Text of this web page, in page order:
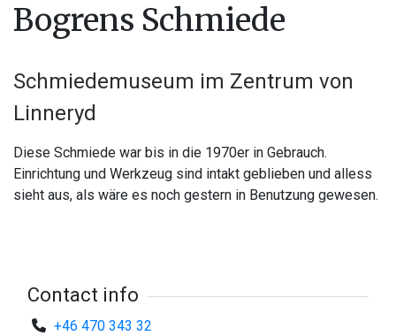
Bogrens Schmiede
Schmiedemuseum im Zentrum von
Linneryd
Diese Schmiede war bis in die 1970er in Gebrauch.
Einrichtung und Werkzeug sind intakt geblieben und alless
sieht aus, als wäre es noch gestern in Benutzung gewesen.
Contact info
+46 470 343 32